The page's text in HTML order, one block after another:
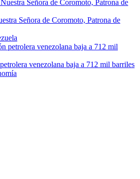
Señora de Coromoto, Patrona de
venezolana baja a 712 mil barriles